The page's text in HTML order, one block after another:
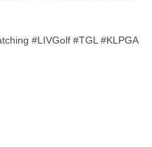
#LIVGolf #TGL #KLPGA